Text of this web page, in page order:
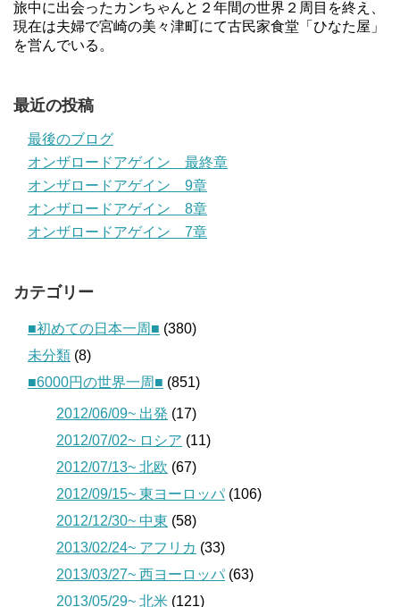
旅中に出会ったカンちゃんと２年間の世界２周目を終え、
現在は夫婦で宮崎の美々津町にて古民家食堂「ひなた屋」
を営んでいる。
最近の投稿
最後のブログ
オンザロードアゲイン 最終章
オンザロードアゲイン 9章
オンザロードアゲイン 8章
オンザロードアゲイン 7章
カテゴリー
■初めての日本一周■ (380)
未分類 (8)
■6000円の世界一周■ (851)
2012/06/09~ 出発 (17)
2012/07/02~ ロシア (11)
2012/07/13~ 北欧 (67)
2012/09/15~ 東ヨーロッパ (106)
2012/12/30~ 中東 (58)
2013/02/24~ アフリカ (33)
2013/03/27~ 西ヨーロッパ (63)
2013/05/29~ 北米 (121)